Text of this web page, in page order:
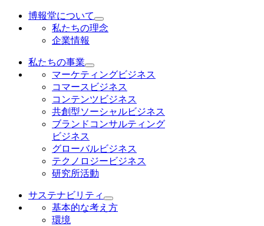
博報堂について
私たちの理念
企業情報
私たちの事業
マーケティングビジネス
コマースビジネス
コンテンツビジネス
共創型ソーシャルビジネス
ブランドコンサルティング
ビジネス
グローバルビジネス
テクノロジービジネス
研究所活動
サステナビリティ
基本的な考え方
環境